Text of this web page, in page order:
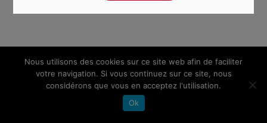
Nous utilisons des cookies sur ce site web afin de faciliter
votre navigation. Si vous continuez sur ce site, nous
considérons que vous en acceptez l'utilisation.
Ok